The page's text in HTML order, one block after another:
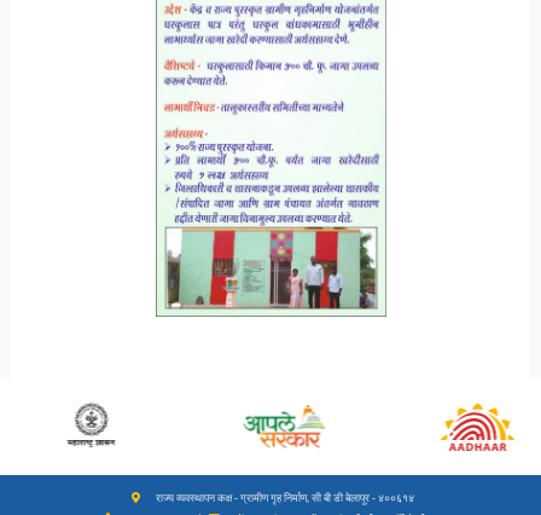
राज्य व्यवस्थापन कक्ष - ग्रामीण गृह निर्माण, सी बी डी बेलापूर - ४००६१४